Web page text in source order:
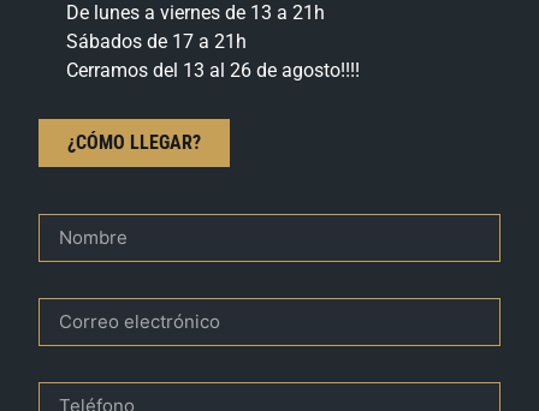
De lunes a viernes de 13 a 21h
Sábados de 17 a 21h
Cerramos del 13 al 26 de agosto!!!!
¿CÓMO LLEGAR?